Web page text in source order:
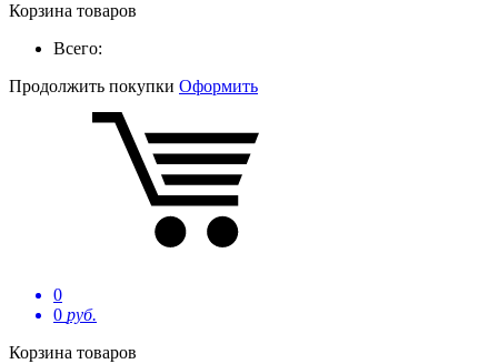
Корзина товаров
Всего:
Продолжить покупки Оформить
0
0 руб.
Корзина товаров